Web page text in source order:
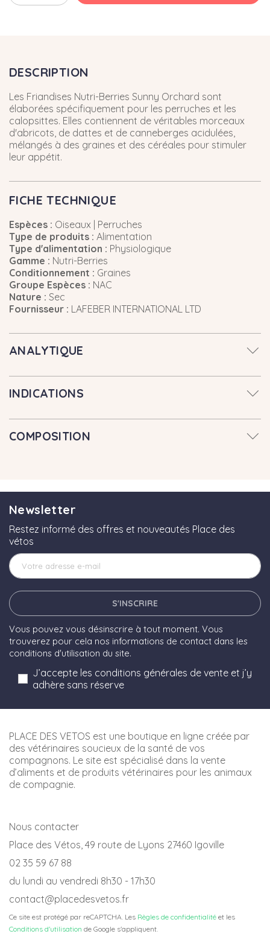
DESCRIPTION
Les Friandises Nutri-Berries Sunny Orchard sont
élaborées spécifiquement pour les perruches et les
calopsittes. Elles contiennent de véritables morceaux
d'abricots, de dattes et de canneberges acidulées,
mélangés à des graines et des céréales pour stimuler
leur appétit.
FICHE TECHNIQUE
Espèces : Oiseaux | Perruches
Type de produits : Alimentation
Type d'alimentation : Physiologique
Gamme : Nutri-Berries
Conditionnement : Graines
Groupe Espèces : NAC
Nature : Sec
Fournisseur : LAFEBER INTERNATIONAL LTD
ANALYTIQUE
INDICATIONS
COMPOSITION
Newsletter
Restez informé des offres et nouveautés Place des
vétos
S'INSCRIRE
Vous pouvez vous désinscrire à tout moment. Vous
trouverez pour cela nos informations de contact dans les
conditions d'utilisation du site.
J’accepte les conditions générales de vente et j’y
adhère sans réserve
PLACE DES VETOS est une boutique en ligne créée par
des vétérinaires soucieux de la santé de vos
compagnons. Le site est spécialisé dans la vente
d’aliments et de produits vétérinaires pour les animaux
de compagnie.
Nous contacter
Place des Vétos, 49 route de Lyons 27460 Igoville
02 35 59 67 88
du lundi au vendredi 8h30 - 17h30
contact@placedesvetos.fr
Ce site est protégé par reCAPTCHA. Les Règles de confidentialité et les
Conditions d'utilisation de Google s'appliquent.